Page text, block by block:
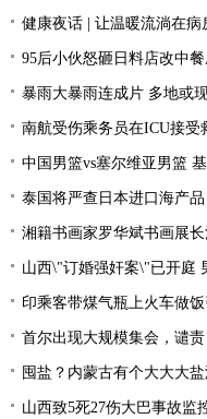
健康夜话 | 让温暖流淌在病
95后小伙怒砸日料店改中
暴雨大暴雨连成片 多地或
南航受伤乘务员在ICU接受
中国男篮vs塞尔维亚男篮
泰国将严查日本进口海产
湘籍书画家罗华斌书画展
山西\"订婚强奸案\"已开庭
印乘客带煤气瓶上火车做
首尔出现大规模集会，谴责
囤盐？内蒙古有个大大大盐
山西致5死27伤大巴事故监